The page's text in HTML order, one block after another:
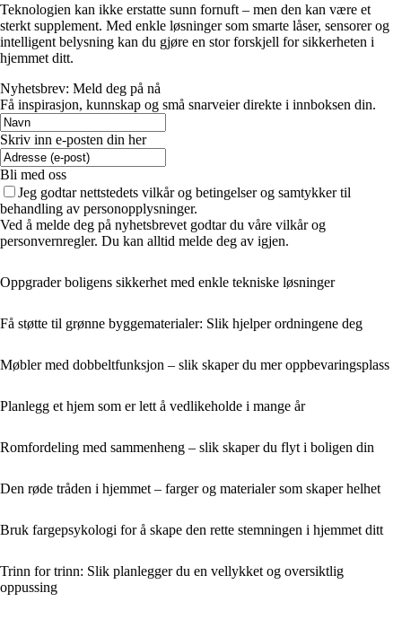
Teknologien kan ikke erstatte sunn fornuft – men den kan være et
sterkt supplement. Med enkle løsninger som smarte låser, sensorer og
intelligent belysning kan du gjøre en stor forskjell for sikkerheten i
hjemmet ditt.
Nyhetsbrev: Meld deg på nå
Få inspirasjon, kunnskap og små snarveier direkte i innboksen din.
Skriv inn e-posten din her
Bli med oss
Jeg godtar nettstedets vilkår og betingelser og samtykker til
behandling av personopplysninger.
Ved å melde deg på nyhetsbrevet godtar du våre vilkår og
personvernregler. Du kan alltid melde deg av igjen.
Oppgrader boligens sikkerhet med enkle tekniske løsninger
Få støtte til grønne byggematerialer: Slik hjelper ordningene deg
Møbler med dobbeltfunksjon – slik skaper du mer oppbevaringsplass
Planlegg et hjem som er lett å vedlikeholde i mange år
Romfordeling med sammenheng – slik skaper du flyt i boligen din
Den røde tråden i hjemmet – farger og materialer som skaper helhet
Bruk fargepsykologi for å skape den rette stemningen i hjemmet ditt
Trinn for trinn: Slik planlegger du en vellykket og oversiktlig
oppussing